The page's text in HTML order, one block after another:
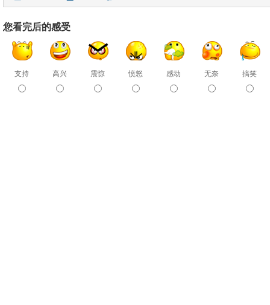
您看完后的感受
支持 高兴 震惊 愤怒 感动 无奈 搞笑